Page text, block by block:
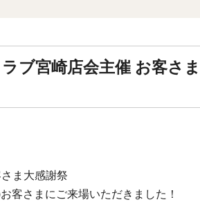
ブ宮崎店会主催 お客さ
ま大感謝祭
客さまにご来場いただきました！